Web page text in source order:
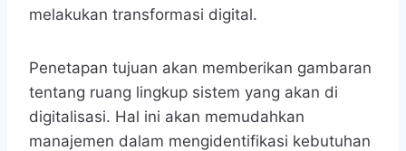
melakukan transformasi digital.
Penetapan tujuan akan memberikan gambaran
tentang ruang lingkup sistem yang akan di
digitalisasi. Hal ini akan memudahkan
manajemen dalam mengidentifikasi kebutuhan